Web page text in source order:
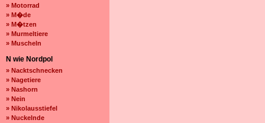
» Motorrad
» M�de
» M�tzen
» Murmeltiere
» Muscheln
N wie Nordpol
» Nacktschnecken
» Nagetiere
» Nashorn
» Nein
» Nikolausstiefel
» Nuckelnde